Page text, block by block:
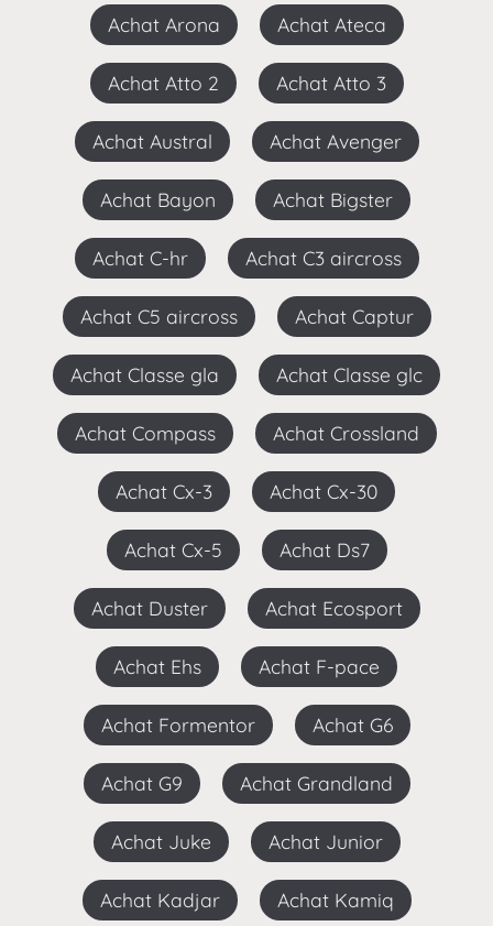
Achat Arona Achat Ateca
Achat Atto 2 Achat Atto 3
Achat Austral Achat Avenger
Achat Bayon Achat Bigster
Achat C-hr Achat C3 aircross
Achat C5 aircross Achat Captur
Achat Classe gla Achat Classe glc
Achat Compass Achat Crossland
Achat Cx-3 Achat Cx-30
Achat Cx-5 Achat Ds7
Achat Duster Achat Ecosport
Achat Ehs Achat F-pace
Achat Formentor Achat G6
Achat G9 Achat Grandland
Achat Juke Achat Junior
Achat Kadjar Achat Kamiq